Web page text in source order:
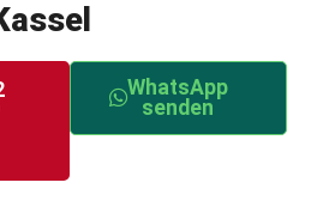
WhatsApp
senden